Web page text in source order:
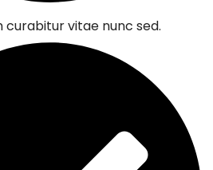
vitae nunc sed.